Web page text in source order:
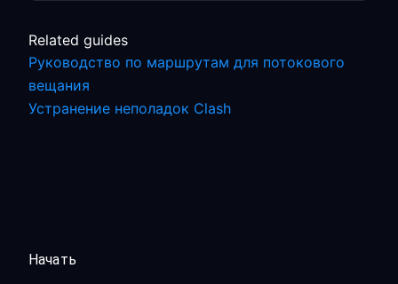
Related guides
Руководство по маршрутам для потокового
вещания
Устранение неполадок Clash
Начать